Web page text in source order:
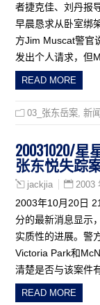
者捷克佳、刘丹报
早晨恳求从卧室绑
方Jim Muscat警官
发出个人请求，但
READ MORE
03_张东岳案 ,新
20031020/
张东悦失踪
jackjia 2003
2003年10月20日
分的最新消息显示
实质性的进展。警
Victoria Park和
清楚是否与该案件
READ MORE